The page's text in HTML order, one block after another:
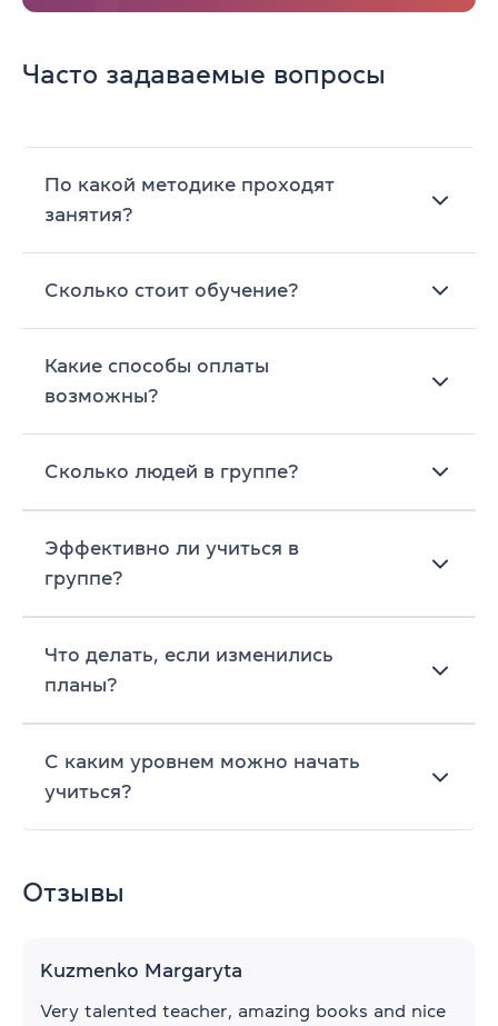
Часто задаваемые вопросы
По какой методике проходят
занятия?
Сколько стоит обучение?
Какие способы оплаты
возможны?
Сколько людей в группе?
Эффективно ли учиться в
группе?
Что делать, если изменились
планы?
С каким уровнем можно начать
учиться?
Отзывы
Kuzmenko Margaryta
Very talented teacher, amazing books and nice